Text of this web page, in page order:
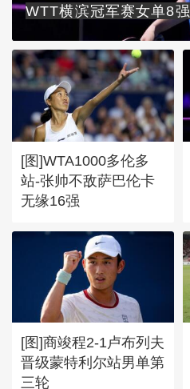
WTT横滨冠军赛女单8强
[图]WTA1000多伦多
站-张帅不敌萨巴伦卡
无缘16强
[图]商竣程2-1卢布列夫
晋级蒙特利尔站男单第
三轮